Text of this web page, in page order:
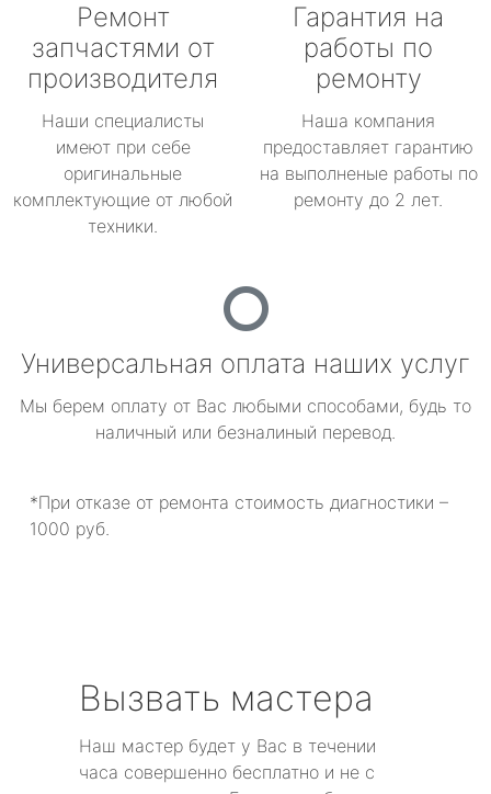
Ремонт
запчастями от
производителя
Наши специалисты
имеют при себе
оригинальные
комплектующие от любой
техники.
Гарантия на
работы по
ремонту
Наша компания
предоставляет гарантию
на выполненые работы по
ремонту до 2 лет.
Универсальная оплата наших услуг
Мы берем оплату от Вас любыми способами, будь то
наличный или безналиный перевод.
*При отказе от ремонта стоимость диагностики –
1000 руб.
Вызвать мастера
Наш мастер будет у Вас в течении
часа совершенно бесплатно и не с